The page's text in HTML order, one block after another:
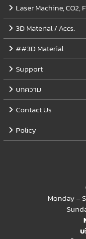
Laser Machine, CO2,
3D Material / Accs.
##3D Material
Support
บทความ
Contact Us
Policy
Monday –